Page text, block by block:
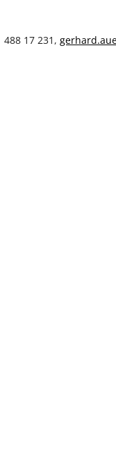
17 231,